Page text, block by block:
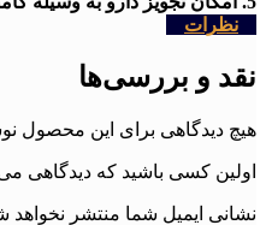
نظرات
نقد و بررسی‌ها
هیچ دیدگاهی برای این محصول
اولین کسی باشید که دیدگاهی می
نشانی ایمیل شما منتشر نخواهد